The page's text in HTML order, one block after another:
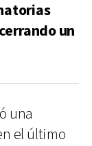
un
una
el último